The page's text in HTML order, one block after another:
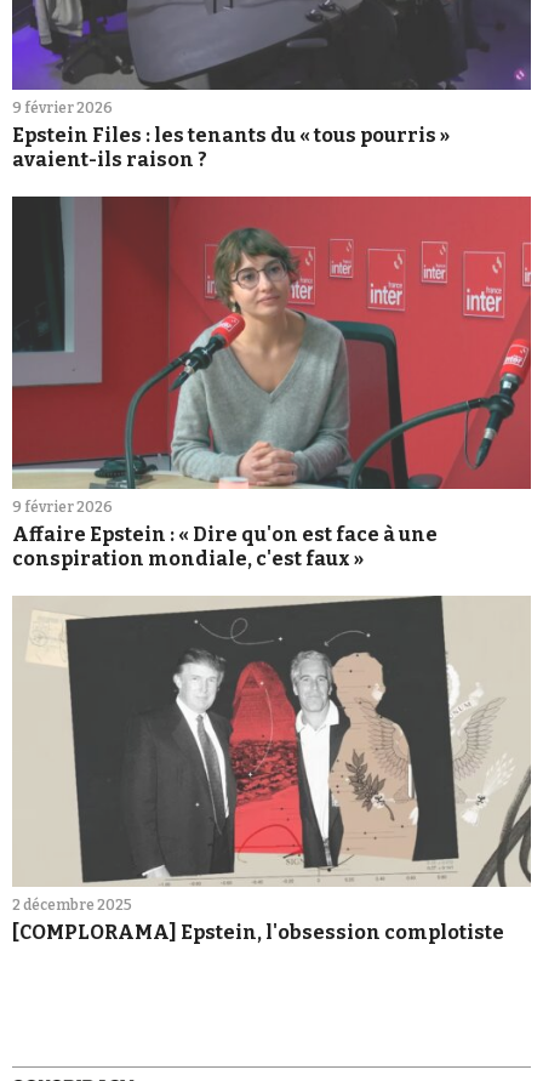
9 février 2026
Epstein Files : les tenants du « tous pourris »
avaient-ils raison ?
9 février 2026
Affaire Epstein : « Dire qu'on est face à une
conspiration mondiale, c'est faux »
2 décembre 2025
[COMPLORAMA] Epstein, l'obsession complotiste